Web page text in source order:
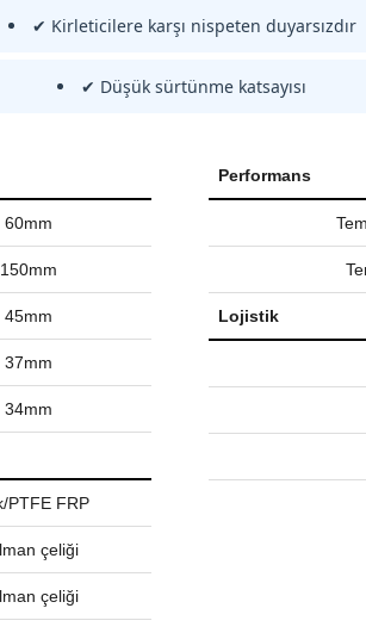
✔ Kirleticilere karşı nispeten duyarsızdır
✔ Düşük sürtünme katsayısı
60mm
150mm
45mm
37mm
34mm
PTFE FRP
çeliği
çeliği
Performans
Lojistik